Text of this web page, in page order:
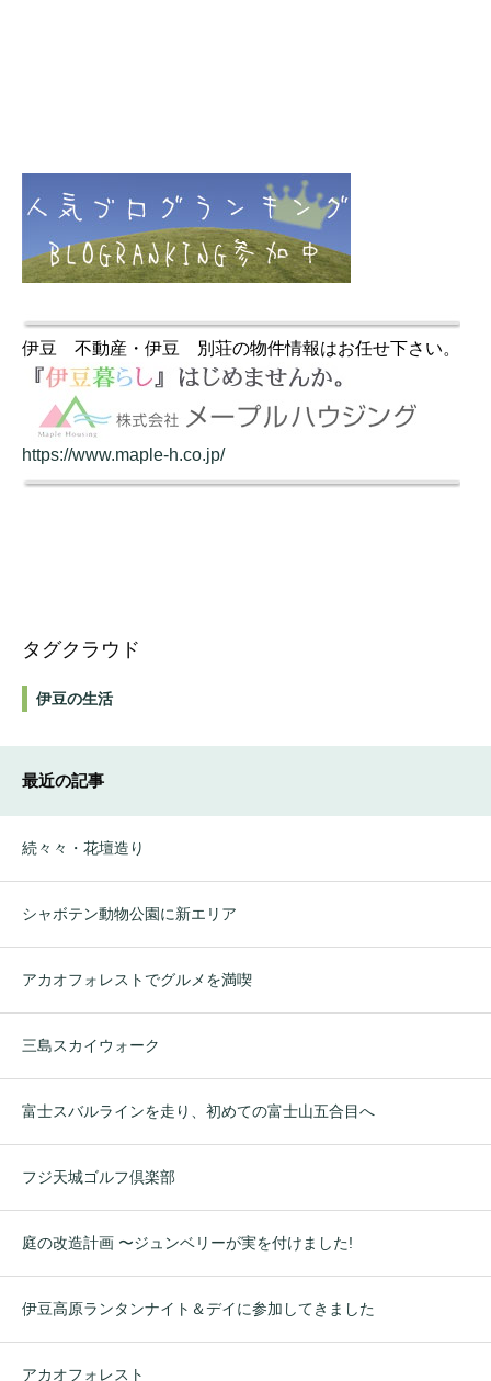
伊豆 不動産・伊豆 別荘の物件情報はお任せ下さい。
https://www.maple-h.co.jp/
タグクラウド
伊豆の生活
最近の記事
続々々・花壇造り
シャボテン動物公園に新エリア
アカオフォレストでグルメを満喫
三島スカイウォーク
富士スバルラインを走り、初めての富士山五合目へ
フジ天城ゴルフ倶楽部
庭の改造計画 〜ジュンベリーが実を付けました!
伊豆高原ランタンナイト＆デイに参加してきました
アカオフォレスト